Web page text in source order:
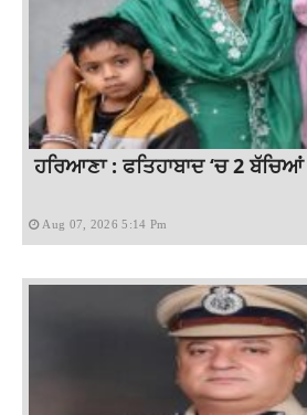
ਹਰਿਆਣਾ : ਫਤਿਹਾਬਾਦ ‘ਚ 2
Aug 07, 2026 5:14 Pm